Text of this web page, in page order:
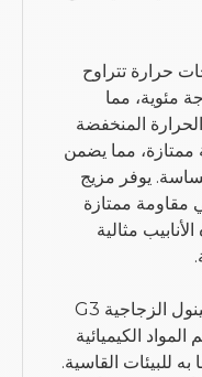
حرارة تتراوح
مئوية إلى 180 درجة مئوية، مما
المنخفضة
ممتازة، مما يضمن
يوفر مزيج
مقاومة ممتازة
مثالية
بالإضافة إلى ذلك، فإن أنابيب الفينول الزجاجية G3
الكيميائية
به للبيئات القاسية.